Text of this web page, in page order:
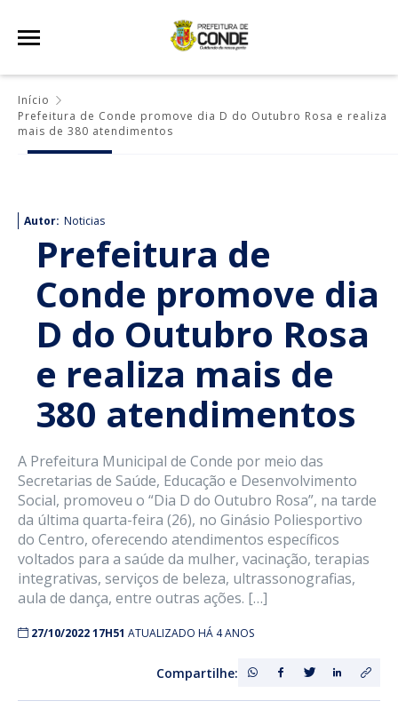
Início
Prefeitura de Conde promove dia D do Outubro Rosa e realiza
mais de 380 atendimentos
Autor: Noticias
Prefeitura de
Conde promove dia
D do Outubro Rosa
e realiza mais de
380 atendimentos
A Prefeitura Municipal de Conde por meio das
Secretarias de Saúde, Educação e Desenvolvimento
Social, promoveu o “Dia D do Outubro Rosa”, na tarde
da última quarta-feira (26), no Ginásio Poliesportivo
do Centro, oferecendo atendimentos específicos
voltados para a saúde da mulher, vacinação, terapias
integrativas, serviços de beleza, ultrassonografias,
aula de dança, entre outras ações. […]
27/10/2022 17H51 ATUALIZADO HÁ 4 ANOS
Compartilhe: